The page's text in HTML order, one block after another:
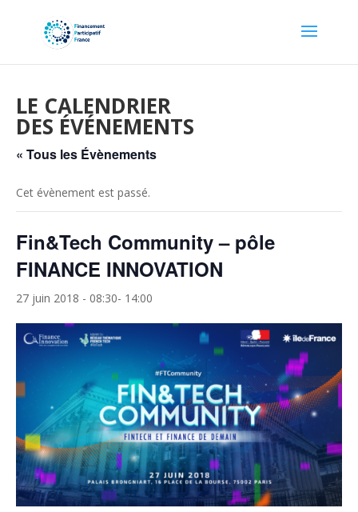
LE CALENDRIER
DES ÉVÉNEMENTS
« Tous les Évènements
Cet évènement est passé.
Fin&Tech Community – pôle
FINANCE INNOVATION
27 juin 2018 - 08:30- 14:00